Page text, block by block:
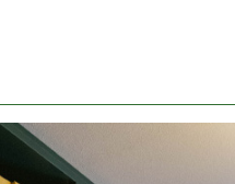
古書買取
OLD BOOK PURCHASE